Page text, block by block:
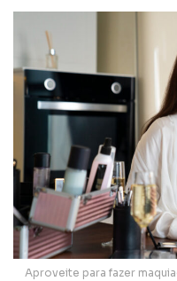
Aproveite para fazer